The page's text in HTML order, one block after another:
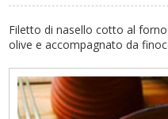
Filetto di nasello cotto al
olive e accompagnato da